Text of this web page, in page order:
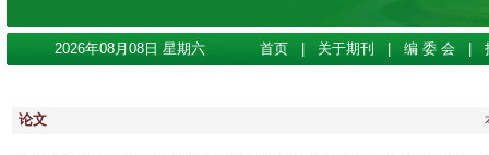
2026年08月08日 星期六 首页 关于期刊 编 委 会
论文